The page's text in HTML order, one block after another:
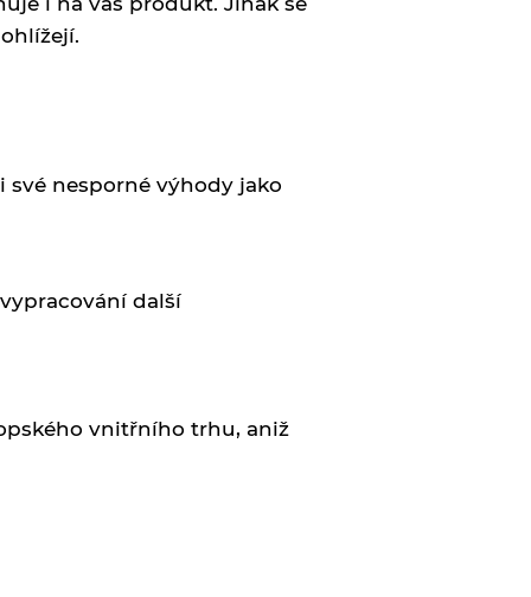
své nesporné výhody jako
další
vnitřního trhu, aniž